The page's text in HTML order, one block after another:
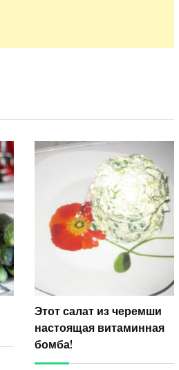
Этот салат из черемши
настоящая витаминная
бомба!